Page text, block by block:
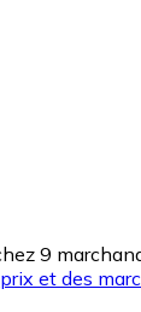
9
et des